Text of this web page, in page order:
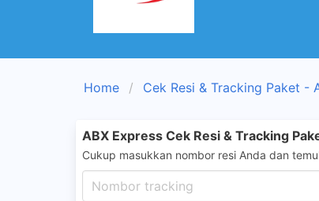
Home Cek Resi & Tracking Paket -
ABX Express Cek Resi & Tracking
Cukup masukkan nombor resi Anda dan